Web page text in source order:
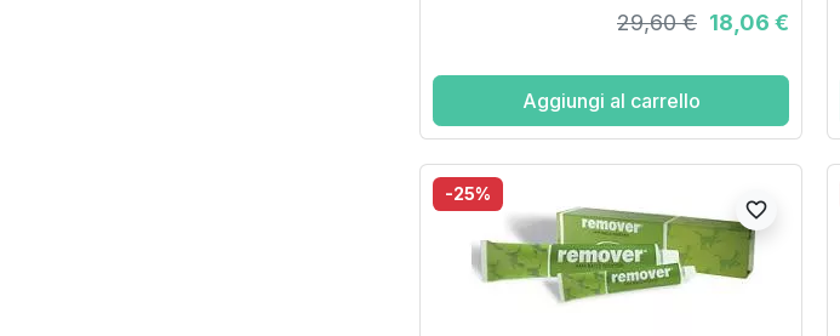
29,60 € 18,06 €
Aggiungi al carrello
-25%
favorite_border